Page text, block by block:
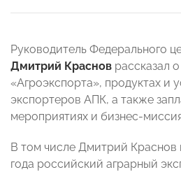
Руководитель Федерального
Дмитрий Краснов рассказал
«Агроэкспорта», продуктах и
экспортеров АПК, а также
мероприятиях и бизнес-
В том числе Дмитрий Краснов
года российский аграрный